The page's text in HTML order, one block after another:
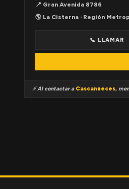
📍 Gran Avenida 8786
🌎 La Cisterna · Región
📞 LLAMAR
⚡ Al contactar a Cascanueces,